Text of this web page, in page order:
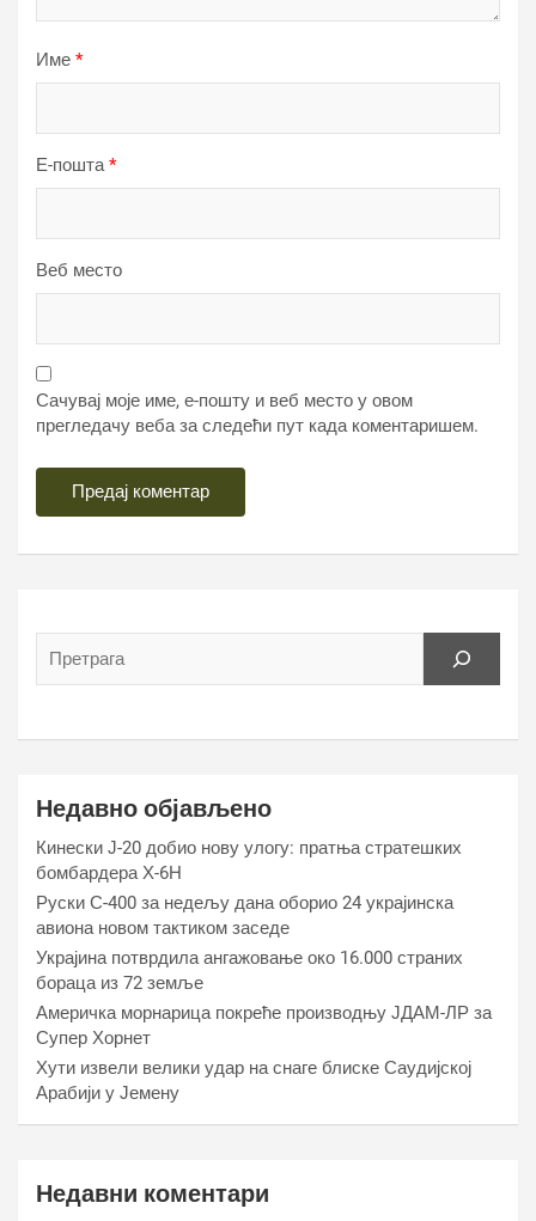
Име *
Е-пошта*
Веб место
Сачувај моје име, е-пошту и веб место у овом
прегледачу веба за следећи пут када коментаришем.
Недавно објављено
Кинески Ј-20 добио нову улогу: пратња стратешких
бомбардера Х-6Н
Руски С-400 за недељу дана оборио 24 украјинска
авиона новом тактиком заседе
Украјина потврдила ангажовање око 16.000 страних
бораца из 72 земље
Америчка морнарица покреће производњу ЈДАМ-ЛР за
Супер Хорнет
Хути извели велики удар на снаге блиске Саудијској
Арабији у Јемену
Недавни коментари